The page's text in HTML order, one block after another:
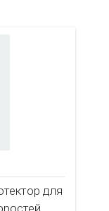
для